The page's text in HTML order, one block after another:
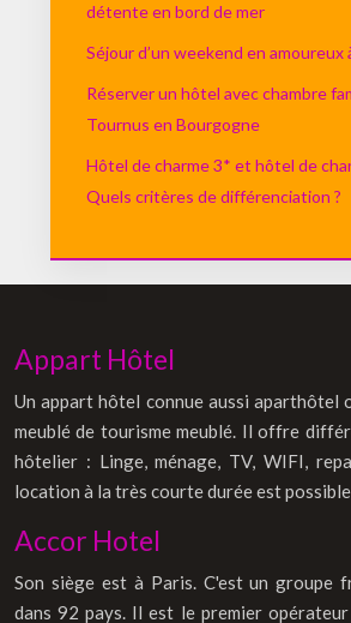
détente en bord de mer
Séjour d’un weekend en amoureux
Réserver un hôtel avec chambre
Tournus en Bourgogne
Hôtel de charme 3* et hôtel de
Quels critères de différenciation ?
Appart Hôtel
Un appart hôtel connue aussi aparthôtel
meublé de tourisme meublé. Il offre
hôtelier : Linge, ménage, TV, WIFI,
location à la très courte durée est
Accor Hotel
Son siège est à Paris. C'est un groupe
dans 92 pays. Il est le premier